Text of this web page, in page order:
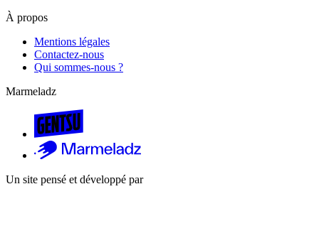
À propos
Mentions légales
Contactez-nous
Qui sommes-nous ?
Marmeladz
Un site pensé et développé par